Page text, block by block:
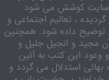
سایت کوشش می شود
، تعالیم اجتماعی و
توضیح داده شود. همچنین
مجید و انجیل جلیل و
وعود این کتب به آئین
استدلال می گردد و